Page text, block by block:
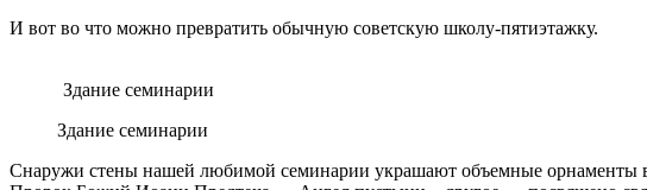
И вот во что можно превратить обычную советскую школу-пятиэтажку.
Здание семинарии
Здание семинарии
Снаружи стены нашей любимой семинарии украшают объемные орнаменты